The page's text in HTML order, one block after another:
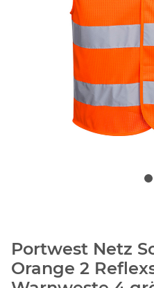
Portwest Netz
Orange 2